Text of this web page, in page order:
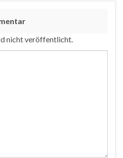
nicht veröffentlicht.